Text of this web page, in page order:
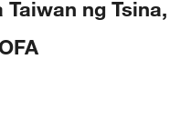
ng Tsina,